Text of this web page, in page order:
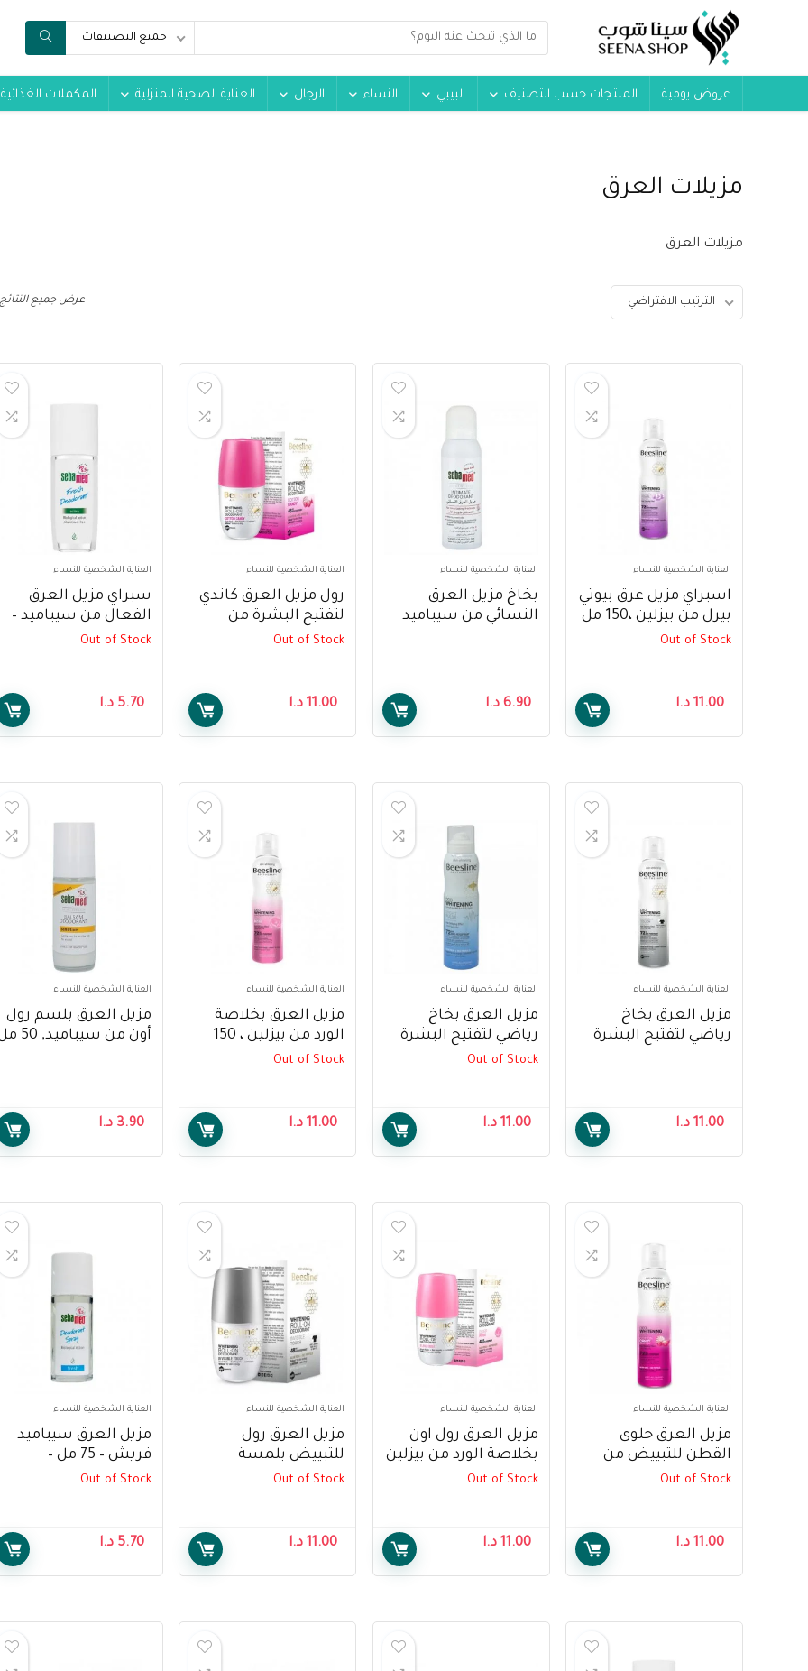
جميع التصنيفات
عروض يومية المنتجات حسب التصنيف البيبي النساء الرجال العناية الصحية المنزلية المكملات الغذائية
مزيلات العرق
مزيلات العرق
عرض جميع النتائج الترتيب الافتراضي
العناية الشخصية للنساء
اسبراي مزيل عرق بيوتي
بيرل من بيزلين ،150 مل
– Beesline Beauty Pearl
Out of Stock
11.00 د.ا
العناية الشخصية للنساء
بخاخ مزيل العرق
النسائي من سيباميد
6.90 د.ا
العناية الشخصية للنساء
رول مزيل العرق كاندي
لتفتيح البشرة من
بيزلين ، 50 مل –
Candy,50ml
Out of Stock
11.00 د.ا
العناية الشخصية للنساء
سبراي مزيل العرق
الفعال من سيباميد –
75 مل – SebamedOut of Stock
5.70 د.ا
العناية الشخصية للنساء
مزيل العرق بخاخ
رياضي لتفتيح البشرة
Pulse, 150ml
11.00 د.ا
العناية الشخصية للنساء
مزيل العرق بخاخ
رياضي لتفتيح البشرة
Pulse, 150ml, Blue
Out of Stock
11.00 د.ا
العناية الشخصية للنساء
مزيل العرق بخلاصة
الورد من بيزلين ، 150
مل – Beesline
Out of Stock
11.00 د.ا
العناية الشخصية للنساء
مزيل العرق بلسم رول
أون من سيباميد,
3.90 د.ا
العناية الشخصية للنساء
مزيل العرق حلوى
القطن للتبييض من
بيزلين، 150 مل –
Candy, 150ml
Out of Stock
11.00 د.ا
العناية الشخصية للنساء
مزيل العرق رول اون
بخلاصة الورد من بيزلين
، 50 مل – Whitening
,50 Ml
Out of Stock
11.00 د.ا
العناية الشخصية للنساء
مزيل العرق رول
للتبييض بلمسة
منعشة ومنشطة من
Invisible Revitalizing
Touch Whitening,
50ml
Out of Stock
11.00 د.ا
العناية الشخصية للنساء
مزيل العرق سيباميد
فريش – 75 مل –
Sebamed Deodorant
Out of Stock
5.70 د.ا